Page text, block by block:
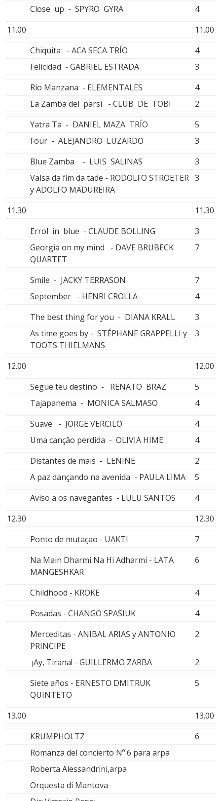
Close up - SPYRO GYRA
4
11.00
11.00
Chiquita - ACA SECA TRÍO
4
Felicidad - GABRIEL ESTRADA
3
Río Manzana - ELEMENTALES
4
La Zamba del parsi - CLUB DE TOBI
2
Yatra Ta - DANIEL MAZA TRÍO
5
Four - ALEJANDRO LUZARDO
3
Blue Zamba - LUIS SALINAS
3
Valsa da fim da tade - RODOLFO STROETER
y ADOLFO MADUREIRA
3
11.30
11.30
Errol in blue - CLAUDE BOLLING
3
Georgia on my mind - DAVE BRUBECK
QUARTET
7
Smile - JACKY TERRASON
7
September - HENRI CROLLA
4
The best thing for you - DIANA KRALL
3
As time goes by - STÉPHANE GRAPPELLI y
TOOTS THIELMANS
3
12.00
12.00
Segue teu destino - RENATO BRAZ
5
Tajapanema - MONICA SALMASO
4
Suave - JORGE VERCILO
4
Uma cançâo perdida - OLIVIA HIME
4
Distantes de mais - LENINE
2
A paz dançando na avenida - PAULA LIMA
5
Aviso a os navegantes - LULU SANTOS
4
12.30
12.30
Ponto de mutaçao - UAKTI
7
Na Main Dharmi Na Hi Adharmi - LATA
MANGESHKAR
6
Childhood - KROKE
4
Posadas - CHANGO SPASIUK
4
Merceditas - ANIBAL ARIAS y ANTONIO
PRINCIPE
2
¡Ay, Tirana! - GUILLERMO ZARBA
2
Siete años - ERNESTO DMITRUK
QUINTETO
5
13.00
13.00
KRUMPHOLTZ
6
Romanza del concierto Nº 6 para arpa
Roberta Alessandrini,arpa
Orquesta di Mantova